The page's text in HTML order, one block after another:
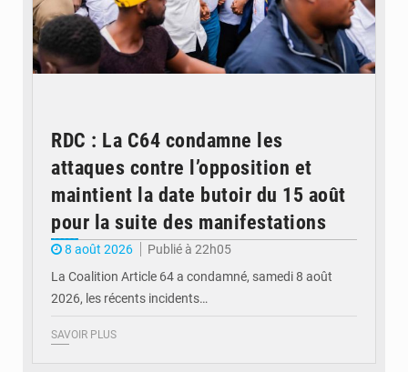
RDC : La C64 condamne les
attaques contre l’opposition et
maintient la date butoir du 15 août
pour la suite des manifestations
8 août 2026
Publié à 22h05
La Coalition Article 64 a condamné, samedi 8 août
2026, les récents incidents…
SAVOIR PLUS